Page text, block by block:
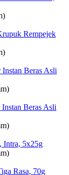
Rempejek
Beras Asli
Beras Asli
Intra, 5x25g